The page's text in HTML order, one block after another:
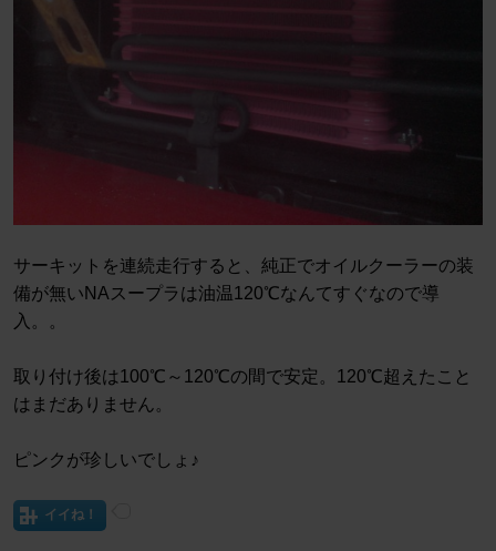
サーキットを連続走行すると、純正でオイルクーラーの装
備が無いNAスープラは油温120℃なんてすぐなので導
入。。
取り付け後は100℃～120℃の間で安定。120℃超えたこと
はまだありません。
ピンクが珍しいでしょ♪
イイね！